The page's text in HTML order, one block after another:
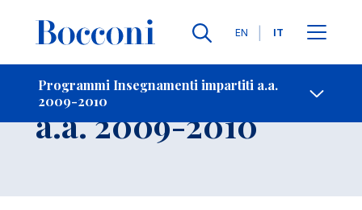
Lingue
EN IT
Programmi Insegnamenti impartiti a.a.
2009-2010
-
Insegnamento
a.a. 2009-2010